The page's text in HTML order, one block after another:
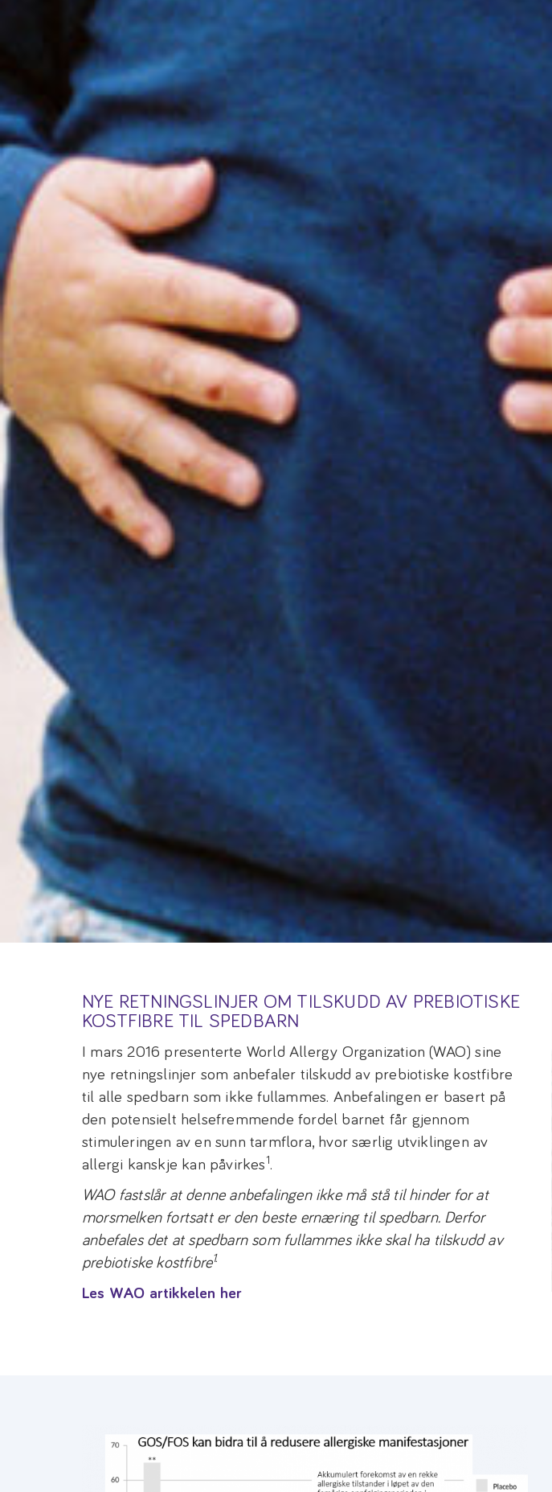
NYE RETNINGSLINJER OM TILSKUDD AV PREBIOTISKE
KOSTFIBRE TIL SPEDBARN
I mars 2016 presenterte World Allergy Organization (WAO) sine
nye retningslinjer som anbefaler tilskudd av prebiotiske kostfibre
til alle spedbarn som ikke fullammes. Anbefalingen er basert på
den potensielt helsefremmende fordel barnet får gjennom
stimuleringen av en sunn tarmflora, hvor særlig utviklingen av
allergi kanskje kan påvirkes1.
WAO fastslår at denne anbefalingen ikke må stå til hinder for at
morsmelken fortsatt er den beste ernæring til spedbarn. Derfor
anbefales det at spedbarn som fullammes ikke skal ha tilskudd av
prebiotiske kostfibre1.
Les WAO artikkelen her